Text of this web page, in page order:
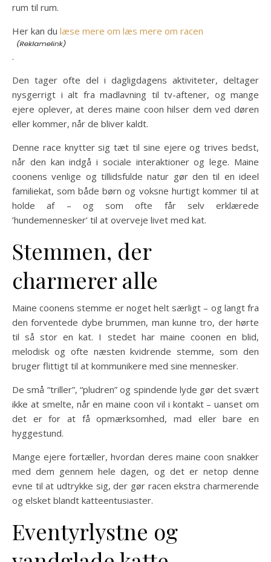
rum til rum.
Her kan du læse mere om læs mere om racen
.
Den tager ofte del i dagligdagens aktiviteter, deltager
nysgerrigt i alt fra madlavning til tv-aftener, og mange
ejere oplever, at deres maine coon hilser dem ved døren
eller kommer, når de bliver kaldt.
Denne race knytter sig tæt til sine ejere og trives bedst,
når den kan indgå i sociale interaktioner og lege. Maine
coonens venlige og tillidsfulde natur gør den til en ideel
familiekat, som både børn og voksne hurtigt kommer til at
holde af – og som ofte får selv erklærede
’hundemennesker’ til at overveje livet med kat.
Stemmen, der
charmerer alle
Maine coonens stemme er noget helt særligt – og langt fra
den forventede dybe brummen, man kunne tro, der hørte
til så stor en kat. I stedet har maine coonen en blid,
melodisk og ofte næsten kvidrende stemme, som den
bruger flittigt til at kommunikere med sine mennesker.
De små “triller”, “pludren” og spindende lyde gør det svært
ikke at smelte, når en maine coon vil i kontakt – uanset om
det er for at få opmærksomhed, mad eller bare en
hyggestund.
Mange ejere fortæller, hvordan deres maine coon snakker
med dem gennem hele dagen, og det er netop denne
evne til at udtrykke sig, der gør racen ekstra charmerende
og elsket blandt katteentusiaster.
Eventyrlystne og